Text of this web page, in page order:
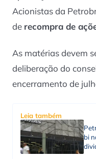
Acionistas da
de recompra de
As matérias devem
deliberação do
encerramento de
Leia também
bi